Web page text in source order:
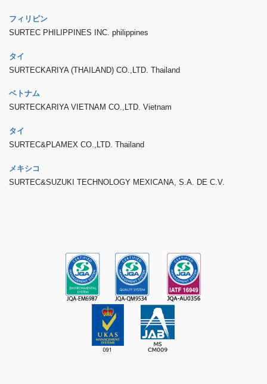
フィリピン
SURTEC PHILIPPINES INC. philippines
タイ
SURTECKARIYA (THAILAND) CO.,LTD. Thailand
ベトナム
SURTECKARIYA VIETNAM CO.,LTD. Vietnam
タイ
SURTEC&PLAMEX CO.,LTD. Thailand
メキシコ
SURTEC&SUZUKI TECHNOLOGY MEXICANA, S.A. DE C.V.